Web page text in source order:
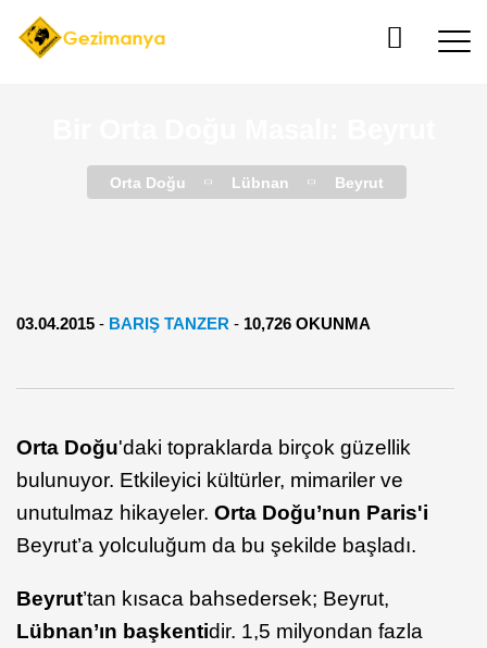
Orta Doğu Lübnan Beyrut
03.04.2015 - BARIŞ TANZER - 10,726 OKUNMA
Orta Doğu'daki topraklarda birçok güzellik
bulunuyor. Etkileyici kültürler, mimariler ve
unutulmaz hikayeler. Orta Doğu’nun Paris'i
Beyrut’a yolculuğum da bu şekilde başladı.
Beyrut’tan kısaca bahsedersek; Beyrut,
Lübnan’ın başkentidir. 1,5 milyondan fazla